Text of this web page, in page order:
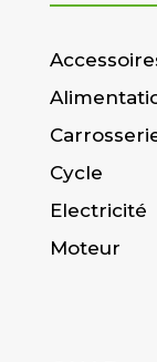
Cycle
Electricité
Moteur